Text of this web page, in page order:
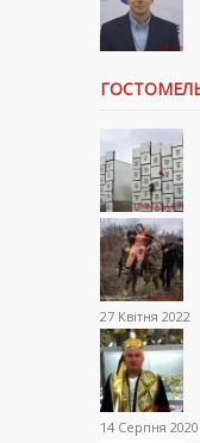
27 Квітня 2022
14 Серпня 2020